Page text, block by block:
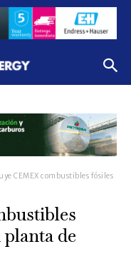
CEMEX combustibles fósiles
de